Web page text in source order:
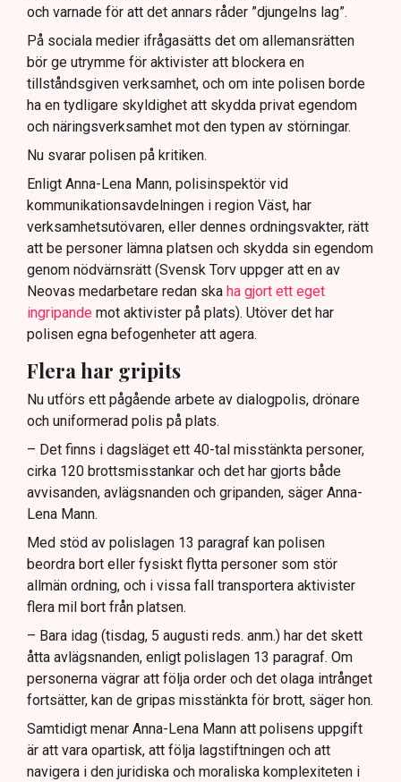
och varnade för att det annars råder ”djungelns lag”.
På sociala medier ifrågasätts det om allemansrätten
bör ge utrymme för aktivister att blockera en
tillståndsgiven verksamhet, och om inte polisen borde
ha en tydligare skyldighet att skydda privat egendom
och näringsverksamhet mot den typen av störningar.
Nu svarar polisen på kritiken.
Enligt Anna-Lena Mann, polisinspektör vid
kommunikationsavdelningen i region Väst, har
verksamhetsutövaren, eller dennes ordningsvakter, rätt
att be personer lämna platsen och skydda sin egendom
genom nödvärnsrätt (Svensk Torv uppger att en av
Neovas medarbetare redan ska ha gjort ett eget
ingripande mot aktivister på plats). Utöver det har
polisen egna befogenheter att agera.
Flera har gripits
Nu utförs ett pågående arbete av dialogpolis, drönare
och uniformerad polis på plats.
– Det finns i dagsläget ett 40-tal misstänkta personer,
cirka 120 brottsmisstankar och det har gjorts både
avvisanden, avlägsnanden och gripanden, säger Anna-
Lena Mann.
Med stöd av polislagen 13 paragraf kan polisen
beordra bort eller fysiskt flytta personer som stör
allmän ordning, och i vissa fall transportera aktivister
flera mil bort från platsen.
– Bara idag (tisdag, 5 augusti reds. anm.) har det skett
åtta avlägsnanden, enligt polislagen 13 paragraf. Om
personerna vägrar att följa order och det olaga intrånget
fortsätter, kan de gripas misstänkta för brott, säger hon.
Samtidigt menar Anna-Lena Mann att polisens uppgift
är att vara opartisk, att följa lagstiftningen och att
navigera i den juridiska och moraliska komplexiteten i